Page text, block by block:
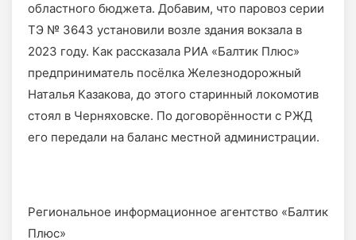
областного бюджета. Добавим, что паровоз серии
ТЭ № 3643 установили возле здания вокзала в
2023 году. Как рассказала РИА «Балтик Плюс»
предприниматель посёлка Железнодорожный
Наталья Казакова, до этого старинный локомотив
стоял в Черняховске. По договорённости с РЖД
его передали на баланс местной администрации.
Региональное информационное агентство «Балтик
Плюс»